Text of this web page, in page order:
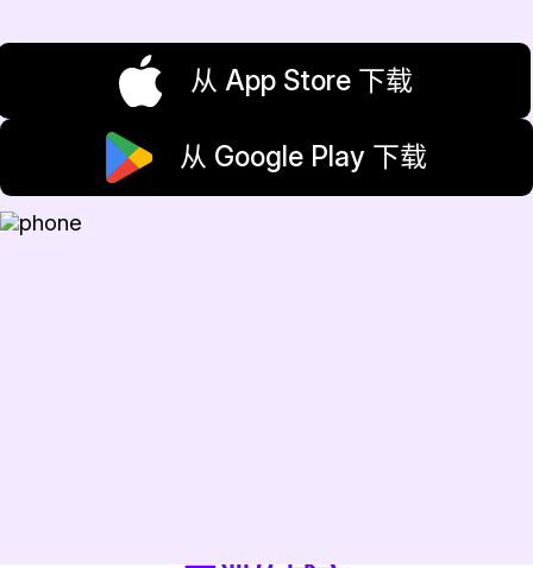
从 App Store 下载
从 Google Play 下载